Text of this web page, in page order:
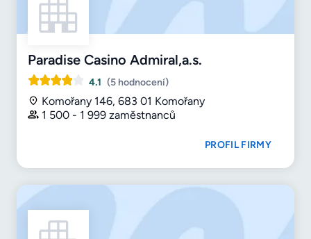
Paradise Casino Admiral,a.s.
4.1 (5 hodnocení)
Komořany 146, 683 01 Komořany
1 500 - 1 999 zaměstnanců
PROFIL FIRMY